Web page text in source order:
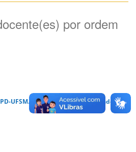
por ordem
UFSM. Todos os direitos reservados.